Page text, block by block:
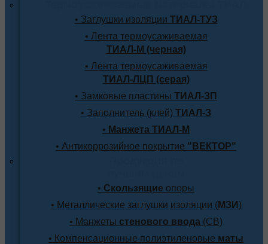
• Заглушки изоляции ТИАЛ-ТУЗ
• Лента термоусаживаемая
ТИАЛ-М (черная)
• Лента термоусаживаемая
ТИАЛ-ЛЦП (серая)
• Замковые пластины ТИАЛ-ЗП
• Заполнитель (клей) ТИАЛ-З
• Манжета ТИАЛ-М
• Антикоррозийное покрытие "ВЕКТОР"
• Скользящие опоры
• Металлические заглушки изоляции (МЗИ )
• Манжеты стенового ввода (СВ)
• Компенсационные полиэтиленовые маты